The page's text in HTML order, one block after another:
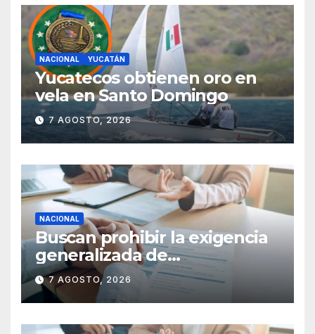
NACIONAL YUCATÁN
Yucatecos obtienen oro en
vela en Santo Domingo
7 AGOSTO, 2026
NACIONAL
Buscan prohibir la exigencia
generalizada de
antecedentes penales para
obtener empleo en México
7 AGOSTO, 2026